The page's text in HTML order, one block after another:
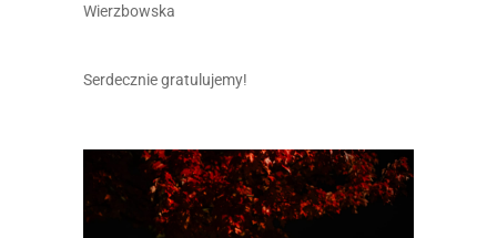
Wierzbowska
Serdecznie gratulujemy!